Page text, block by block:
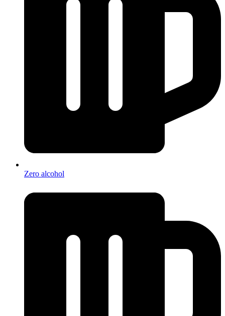
Zero alcohol